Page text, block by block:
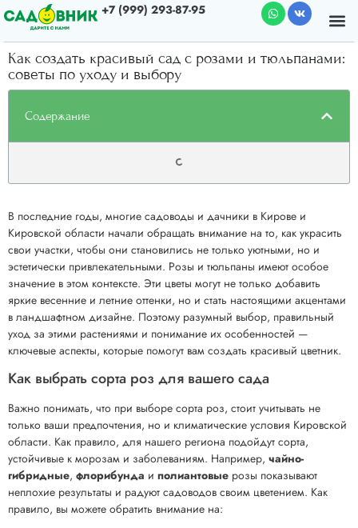
+7 (999) 293-87-95
Как создать красивый сад с розами и тюльпанами:
советы по уходу и выбору
Содержание
В последние годы, многие садоводы и дачники в Кирове и
Кировской области начали обращать внимание на то, как украсить
свои участки, чтобы они становились не только уютными, но и
эстетически привлекательными. Розы и тюльпаны имеют особое
значение в этом контексте. Эти цветы могут не только добавить
яркие весенние и летние оттенки, но и стать настоящими акцентами
в ландшафтном дизайне. Поэтому разумный выбор, правильный
уход за этими растениями и понимание их особенностей —
ключевые аспекты, которые помогут вам создать красивый цветник.
Как выбрать сорта роз для вашего сада
Важно понимать, что при выборе сорта роз, стоит учитывать не
только ваши предпочтения, но и климатические условия Кировской
области. Как правило, для нашего региона подойдут сорта,
устойчивые к морозам и заболеваниям. Например, чайно-
гибридные, флорибунда и полиантовые розы показывают
неплохие результаты и радуют садоводов своим цветением. Как
правило, вы можете обратить внимание на: